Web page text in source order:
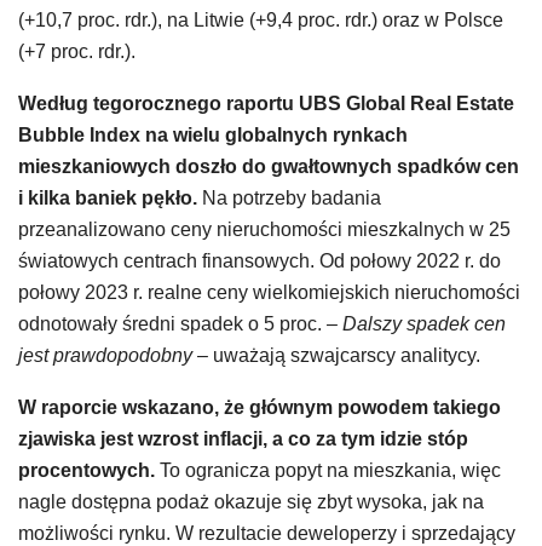
(+10,7 proc. rdr.), na Litwie (+9,4 proc. rdr.) oraz w Polsce
(+7 proc. rdr.).
Według tegorocznego raportu UBS Global Real Estate
Bubble Index na wielu globalnych rynkach
mieszkaniowych doszło do gwałtownych spadków cen
i kilka baniek pękło. Na potrzeby badania
przeanalizowano ceny nieruchomości mieszkalnych w 25
światowych centrach finansowych. Od połowy 2022 r. do
połowy 2023 r. realne ceny wielkomiejskich nieruchomości
odnotowały średni spadek o 5 proc. – Dalszy spadek cen
jest prawdopodobny – uważają szwajcarscy analitycy.
W raporcie wskazano, że głównym powodem takiego
zjawiska jest wzrost inflacji, a co za tym idzie stóp
procentowych. To ogranicza popyt na mieszkania, więc
nagle dostępna podaż okazuje się zbyt wysoka, jak na
możliwości rynku. W rezultacie deweloperzy i sprzedający